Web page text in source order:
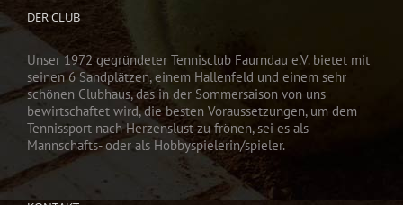
DER CLUB
Unser 1972 gegründeter Tennisclub Faurndau e.V. bietet mit
seinen 6 Sandplätzen, einem Hallenfeld und einem sehr
schönen Clubhaus, das in der Sommersaison von uns
bewirtschaftet wird, die besten Voraussetzungen, um dem
Tennissport nach Herzenslust zu frönen, sei es als
Mannschafts- oder als Hobbyspielerin/spieler.